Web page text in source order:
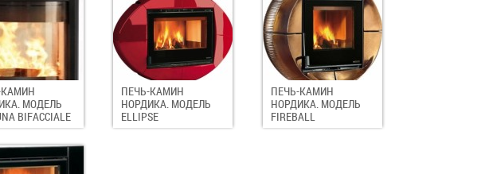
МОДЕЛЬ
BIFACCIALE
ПЕЧЬ-КАМИН
НОРДИКА. МОДЕЛЬ
ELLIPSE
ПЕЧЬ-КАМИН
НОРДИКА. МОДЕЛЬ
FIREBALL